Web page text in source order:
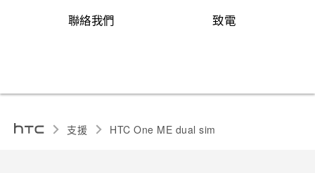
聯絡我們 致電
支援 HTC One ME dual sim‎